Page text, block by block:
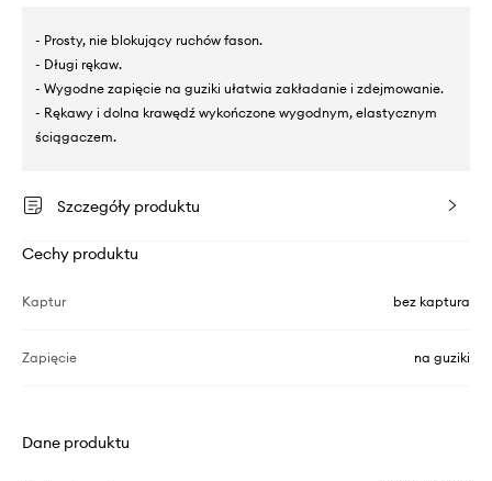
- Prosty, nie blokujący ruchów fason.
- Długi rękaw.
- Wygodne zapięcie na guziki ułatwia zakładanie i zdejmowanie.
- Rękawy i dolna krawędź wykończone wygodnym, elastycznym
ściągaczem.
Szczegóły produktu
Cechy produktu
Kaptur bez kaptura
Zapięcie na guziki
Dane produktu